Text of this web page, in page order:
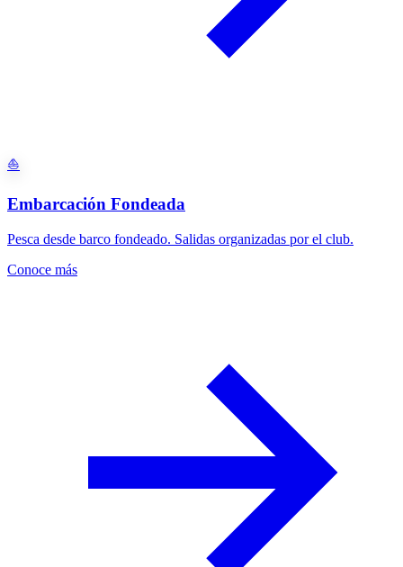
⛵
Embarcación Fondeada
Pesca desde barco fondeado. Salidas organizadas por el club.
Conoce más